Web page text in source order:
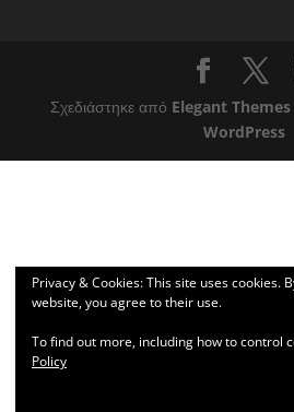
Σχεδιάστηκε από Elegant Themes
WordPress
Privacy & Cookies: This site uses cookies.
website, you agree to their use.
To find out more, including how to control
Policy